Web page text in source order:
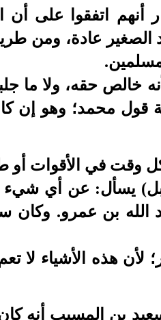
أنهم اتفقوا على
عادة، ومن
خالص حقه، ولا ما
قول محمد؛ وهو
وقت في الأقوات أو
يسأل: عن أي شيء
الله بن عمرو. وكان
لأن هذه الأشياء لا
بن المسيب أنه